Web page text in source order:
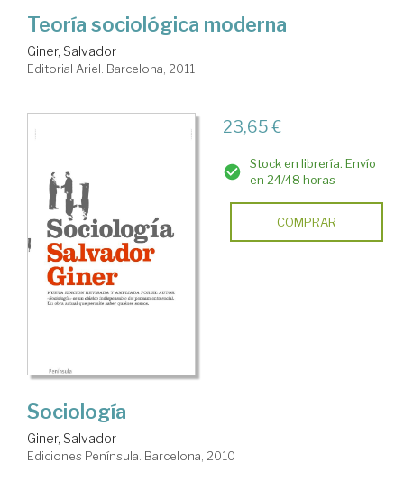
Teoría sociológica moderna
Giner, Salvador
Editorial Ariel. Barcelona, 2011
23,65 €
Stock en librería. Envío
en 24/48 horas
COMPRAR
Sociología
Giner, Salvador
Ediciones Península. Barcelona, 2010